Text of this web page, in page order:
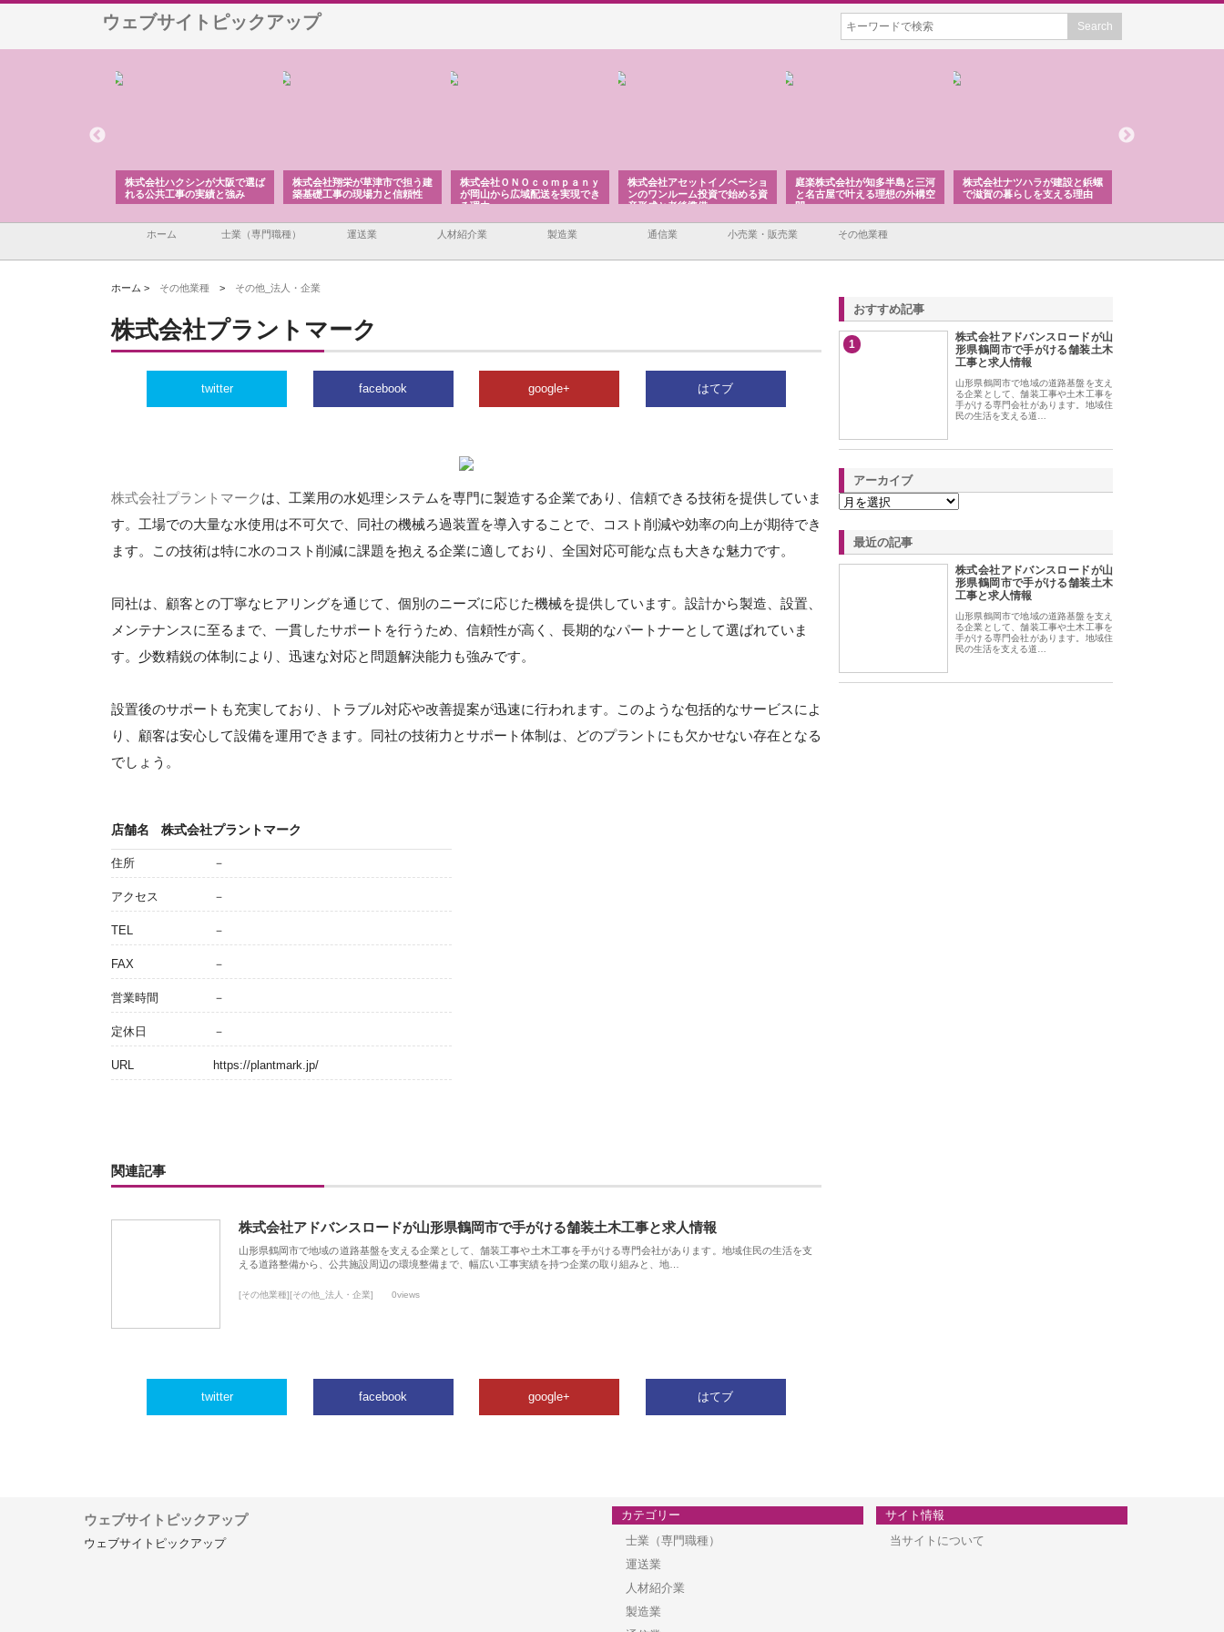
ウェブサイトピックアップ
株式会社ハクシンが大阪で選ば
れる公共工事の実績と強み
株式会社翔栄が草津市で担う建
築基礎工事の現場力と信頼性
株式会社ＯＮＯｃｏｍｐａｎｙ
が岡山から広域配送を実現でき
る理由
株式会社アセットイノベーショ
ンのワンルーム投資で始める資
産形成と老後準備
庭楽株式会社が知多半島と三河
と名古屋で叶える理想の外構空
間
株式会社ナツハラが建設と鋲螺
で滋賀の暮らしを支える理由
ホーム 士業（専門職種） 運送業 人材紹介業 製造業 通信業 小売業・販売業 その他業種
ホーム > その他業種 > その他_法人・企業
株式会社プラントマーク
twitter facebook google+ はてブ
株式会社プラントマーク は、工業用の水処理システムを専門に製造する企業であり、信頼できる技術を提供していま
す。工場での大量な水使用は不可欠で、同社の機械ろ過装置を導入することで、コスト削減や効率の向上が期待でき
ます。この技術は特に水のコスト削減に課題を抱える企業に適しており、全国対応可能な点も大きな魅力です。
同社は、顧客との丁寧なヒアリングを通じて、個別のニーズに応じた機械を提供しています。設計から製造、設置、
メンテナンスに至るまで、一貫したサポートを行うため、信頼性が高く、長期的なパートナーとして選ばれていま
す。少数精鋭の体制により、迅速な対応と問題解決能力も強みです。
設置後のサポートも充実しており、トラブル対応や改善提案が迅速に行われます。このような包括的なサービスによ
り、顧客は安心して設備を運用できます。同社の技術力とサポート体制は、どのプラントにも欠かせない存在となる
でしょう。
店舗名 株式会社プラントマーク
住所 －
アクセス －
TEL －
FAX －
営業時間 －
定休日 －
URL https://plantmark.jp/
関連記事
株式会社アドバンスロードが山形県鶴岡市で手がける舗装土木工事と求人情報
山形県鶴岡市で地域の道路基盤を支える企業として、舗装工事や土木工事を手がける専門会社があります。地域住民の生活を支
える道路整備から、公共施設周辺の環境整備まで、幅広い工事実績を持つ企業の取り組みと、地…
[その他業種][その他_法人・企業] 0views
twitter facebook google+ はてブ
おすすめ記事
1
株式会社アドバンスロードが山
形県鶴岡市で手がける舗装土木
工事と求人情報
山形県鶴岡市で地域の道路基盤を支え
る企業として、舗装工事や土木工事を
手がける専門会社があります。地域住
民の生活を支える道…
アーカイブ
最近の記事
株式会社アドバンスロードが山
形県鶴岡市で手がける舗装土木
工事と求人情報
山形県鶴岡市で地域の道路基盤を支え
る企業として、舗装工事や土木工事を
手がける専門会社があります。地域住
民の生活を支える道…
ウェブサイトピックアップ
ウェブサイトピックアップ
カテゴリー
士業（専門職種）
運送業
人材紹介業
製造業
サイト情報
当サイトについて